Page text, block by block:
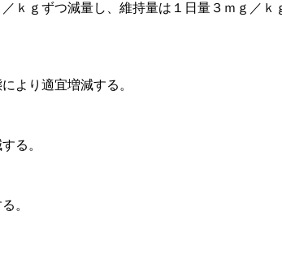
ｇずつ減量し、維持量は１日量３ｍｇ／ｋ
より適宜増減する。
る。
。